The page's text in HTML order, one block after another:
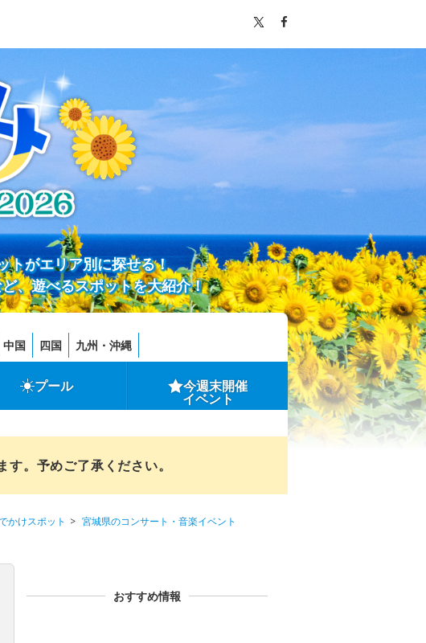
トがエリア別に探せる！
、遊べるスポットを大紹介！
中国 四国 九州・沖縄
プール 今週末開催
イベント
。予めご了承ください。
かけスポット
宮城県のコンサート・音楽イベント
おすすめ情報